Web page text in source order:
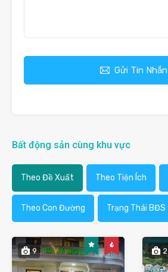
Gửi Tin Nhắn
Bất động sản cùng khu vực
Theo Đề Xuất Theo Tiện Ích
Theo Con Đường Trạng Thái BĐS
9 2